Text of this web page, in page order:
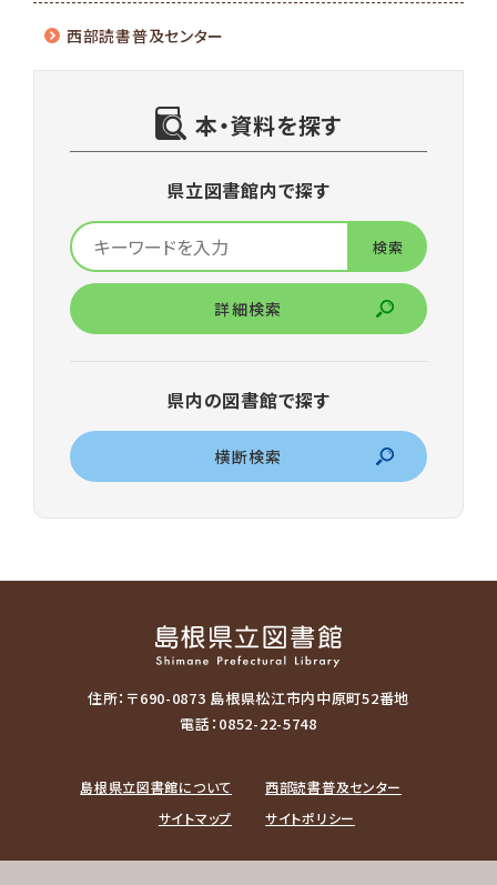
西部読書普及センター
本・資料を探す
県立図書館内で探す
詳細検索
県内の図書館で探す
横断検索
住所：〒690-0873 島根県松江市内中原町52番地
電話：0852-22-5748
島根県立図書館について
西部読書普及センター
サイトマップ
サイトポリシー